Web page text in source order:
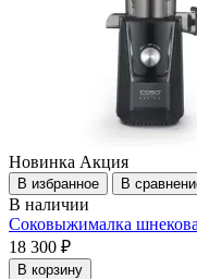
Новинка Акция
В избранное В
В наличии
Соковыжималка
18 300 ₽
В корзину